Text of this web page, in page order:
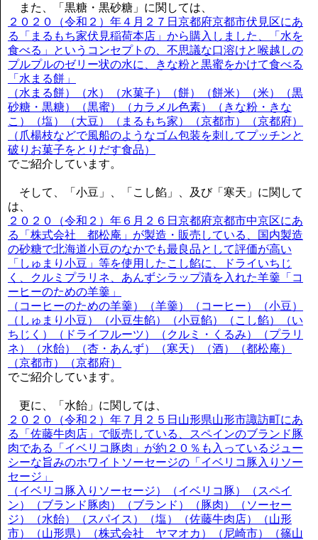
また、「黒糖・黒砂糖」に関しては、
２０２０（令和２）年４月２７日京都府京都市伏見区にあ
る「まるもち家伏見稲荷本店」から購入しました、「水を
食べる」というコンセプトの、不思議な口溶けと喉越しの
プルプルのゼリー状の水に、きな粉と黒蜜をかけて食べる
「水まる餅」
（水まる餅）（水）（水菓子）（餅）（餅米）（米）（黒
砂糖・黒糖）（黒蜜）（カラメル色素）（きな粉・きな
こ）（塩）（大豆）（まるもち家）（京都市）（京都府）
（爪楊枝などで風船のようなゴム包装を刺してプッチンと
破りお菓子をとりだす食品）
でご紹介しています。
そして、「小豆」、「こし餡」、及び「寒天」に関して
は、
２０２０（令和２）年６月２６日京都府京都市中京区にあ
る「株式会社 都松庵」が製造・販売している、国内製造
の砂糖で北海道小豆のなかでも最良品として評価が高い
「しゅまり小豆」等を使用したこし餡に、ドライいちじ
く、クルミプラリネ、あんずシラップ漬を入れた羊羹「コ
ーヒーのための羊羹」
（コーヒーのための羊羹）（羊羹）（コーヒー）（小豆）
（しゅまり小豆）（小豆生餡）（小豆餡）（こし餡）（い
ちじく）（ドライフルーツ）（クルミ・くるみ）（プラリ
ネ）（水飴）（杏・あんず）（寒天）（酒）（都松庵）
（京都市）（京都府）
でご紹介しています。
更に、「水飴」に関しては、
２０２０（令和２）年７月２５日山形県山形市諏訪町にあ
る「佐藤牛肉店」で販売している、スペインのブランド豚
肉である「イベリコ豚肉」が約２０％も入っているジュー
シーな旨みのホワイトソーセージの「イベリコ豚入りソー
セージ」
（イベリコ豚入りソーセージ）（イベリコ豚）（スペイ
ン）（ブランド豚肉）（ブランド）（豚肉）（ソーセー
ジ）（水飴）（スパイス）（塩）（佐藤牛肉店）（山形
市）（山形県）（株式会社 ヤマオカ）（尼崎市）（篠山